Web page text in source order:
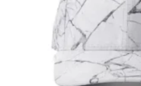
gewählt
werden